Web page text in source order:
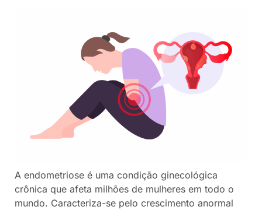
A endometriose é uma condição ginecológica
crônica que afeta milhões de mulheres em todo o
mundo. Caracteriza-se pelo crescimento anormal